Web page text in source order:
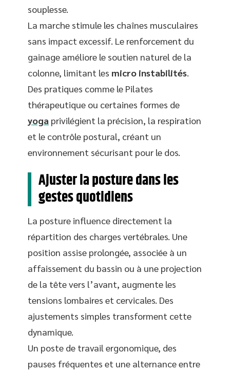
souplesse.
La marche stimule les chaînes musculaires
sans impact excessif. Le renforcement du
gainage améliore le soutien naturel de la
colonne, limitant les micro instabilités.
Des pratiques comme le Pilates
thérapeutique ou certaines formes de
yoga privilégient la précision, la respiration
et le contrôle postural, créant un
environnement sécurisant pour le dos.
Ajuster la posture dans les
gestes quotidiens
La posture influence directement la
répartition des charges vertébrales. Une
position assise prolongée, associée à un
affaissement du bassin ou à une projection
de la tête vers l’avant, augmente les
tensions lombaires et cervicales. Des
ajustements simples transforment cette
dynamique.
Un poste de travail ergonomique, des
pauses fréquentes et une alternance entre